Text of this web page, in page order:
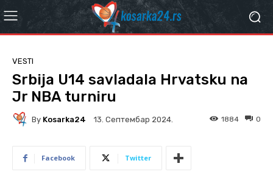
VESTI
Srbija U14 savladala Hrvatsku na
Jr NBA turniru
By Kosarka24 13. Септембар 2024. 0
1884
Facebook Twitter